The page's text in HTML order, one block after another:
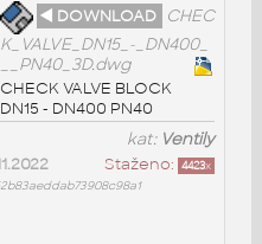
◄ DOWNLOAD
CHEC
K_VALVE_DN15_-_DN400_
__PN40_3D.dwg
CHECK VALVE BLOCK
DN15 - DN400 PN40
kat: Ventily
Staženo: 4423x